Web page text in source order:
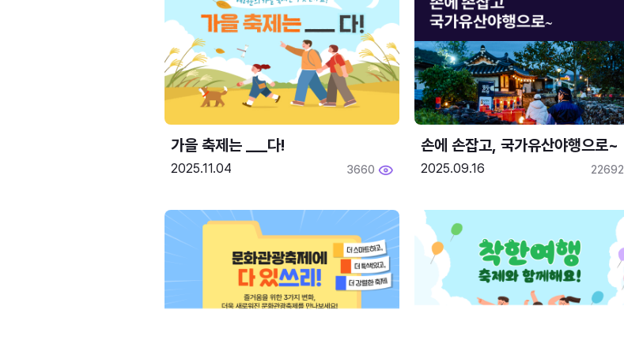
2025.11.04 3660
손에 손잡고, 국가유산야행으로~
2025.09.16 22692